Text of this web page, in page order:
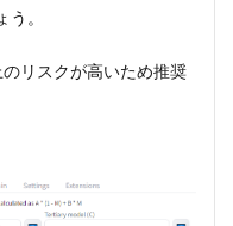
。
リスクが高いため推奨